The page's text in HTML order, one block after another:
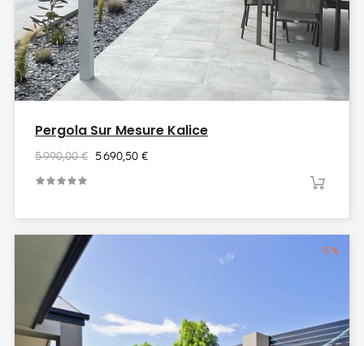
Pergola Sur Mesure Kalice
5 990,00 € 5 690,50 €
-5%